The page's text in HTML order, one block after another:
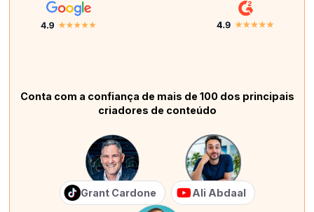
Conta com a confiança de mais de 100 dos principais
criadores de conteúdo
Grant Cardone Ali Abdaal